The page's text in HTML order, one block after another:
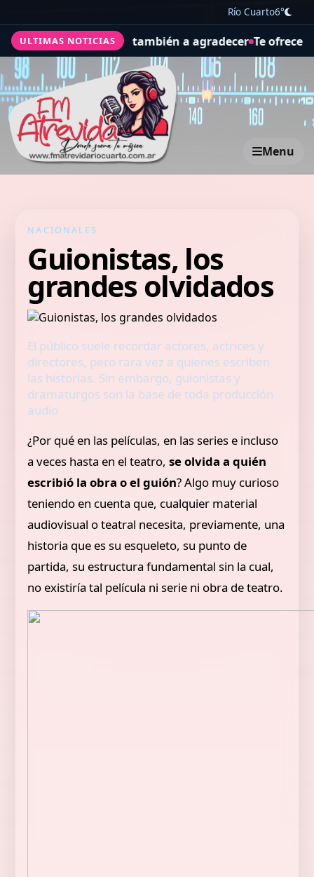
Río Cuarto6°
ULTIMAS NOTICIAS
y también a agradecer Te ofrecen trabajo, pero es
Menu
NACIONALES
Guionistas, los
grandes olvidados
El público suele recordar actores, actrices y
directores, pero rara vez a quienes escriben
las historias. Sin embargo, guionistas y
dramaturgos son la base de toda producción
audio
¿Por qué en las películas, en las series e incluso
a veces hasta en el teatro,se olvida a quién
escribió la obra o el guión? Algo muy curioso
teniendo en cuenta que, cualquier material
audiovisual o teatral necesita, previamente, una
historia que es su esqueleto, su punto de
partida, su estructura fundamental sin la cual,
no existiría tal película ni serie ni obra de teatro.